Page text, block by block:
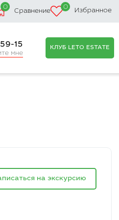
0
Сравнение
0 Избранное
15
мне
КЛУБ LETO ESTATE
на экскурсию